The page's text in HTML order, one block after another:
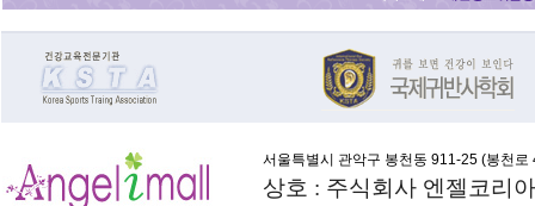
서울특별시 관악구 봉천동 911-25 (봉천로
상호 : 주식회사 엔젤코리